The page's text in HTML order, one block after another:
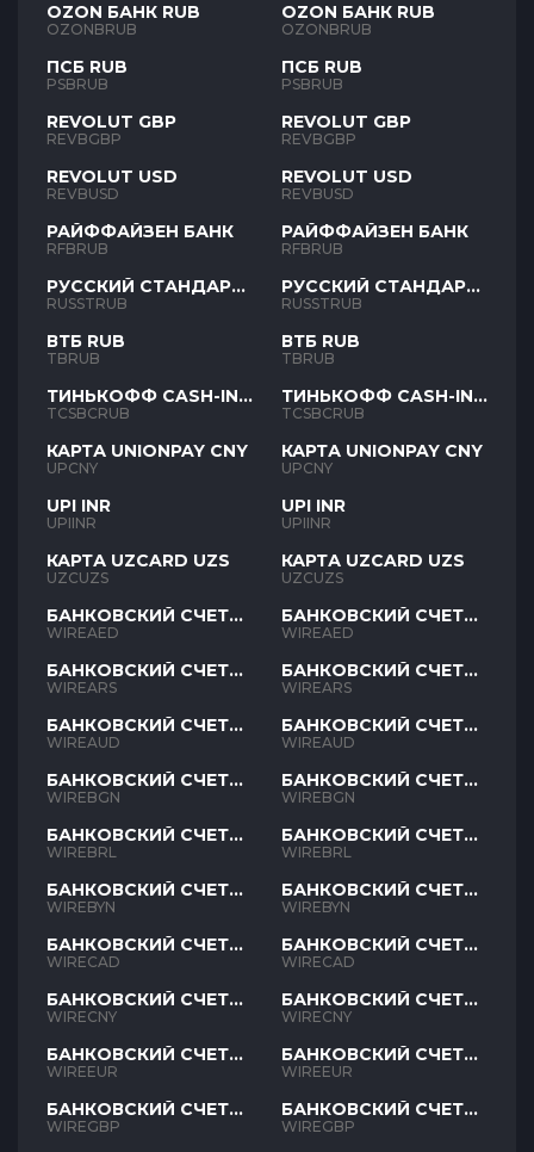
OZON БАНК RUB
OZONBRUB
ПСБ RUB
PSBRUB
REVOLUT GBP
REVBGBP
REVOLUT USD
REVBUSD
РАЙФФАЙЗЕН БАНК
RFBRUB
РУССКИЙ СТАНДАРТ
RUB
RUSSTRUB
ВТБ RUB
TBRUB
ТИНЬКОФФ CASH-IN
RUB
TCSBCRUB
КАРТА UNIONPAY CNY
UPCNY
UPI INR
UPIINR
КАРТА UZCARD UZS
UZCUZS
БАНКОВСКИЙ СЧЕТ
AED
WIREAED
БАНКОВСКИЙ СЧЕТ
ARS
WIREARS
БАНКОВСКИЙ СЧЕТ
AUD
WIREAUD
БАНКОВСКИЙ СЧЕТ
BGN
WIREBGN
БАНКОВСКИЙ СЧЕТ
BRL
WIREBRL
БАНКОВСКИЙ СЧЕТ
BYN
WIREBYN
БАНКОВСКИЙ СЧЕТ
CAD
WIRECAD
БАНКОВСКИЙ СЧЕТ
CNY
WIRECNY
БАНКОВСКИЙ СЧЕТ
EUR
WIREEUR
БАНКОВСКИЙ СЧЕТ
GBP
WIREGBP
OZON БАНК RUB
OZONBRUB
ПСБ RUB
PSBRUB
REVOLUT GBP
REVBGBP
REVOLUT USD
REVBUSD
РАЙФФАЙЗЕН БАНК
RFBRUB
РУССКИЙ СТАНДАРТ
RUB
RUSSTRUB
ВТБ RUB
TBRUB
ТИНЬКОФФ CASH-IN
RUB
TCSBCRUB
КАРТА UNIONPAY CNY
UPCNY
UPI INR
UPIINR
КАРТА UZCARD UZS
UZCUZS
БАНКОВСКИЙ СЧЕТ
AED
WIREAED
БАНКОВСКИЙ СЧЕТ
ARS
WIREARS
БАНКОВСКИЙ СЧЕТ
AUD
WIREAUD
БАНКОВСКИЙ СЧЕТ
BGN
WIREBGN
БАНКОВСКИЙ СЧЕТ
BRL
WIREBRL
БАНКОВСКИЙ СЧЕТ
BYN
WIREBYN
БАНКОВСКИЙ СЧЕТ
CAD
WIRECAD
БАНКОВСКИЙ СЧЕТ
CNY
WIRECNY
БАНКОВСКИЙ СЧЕТ
EUR
WIREEUR
БАНКОВСКИЙ СЧЕТ
GBP
WIREGBP